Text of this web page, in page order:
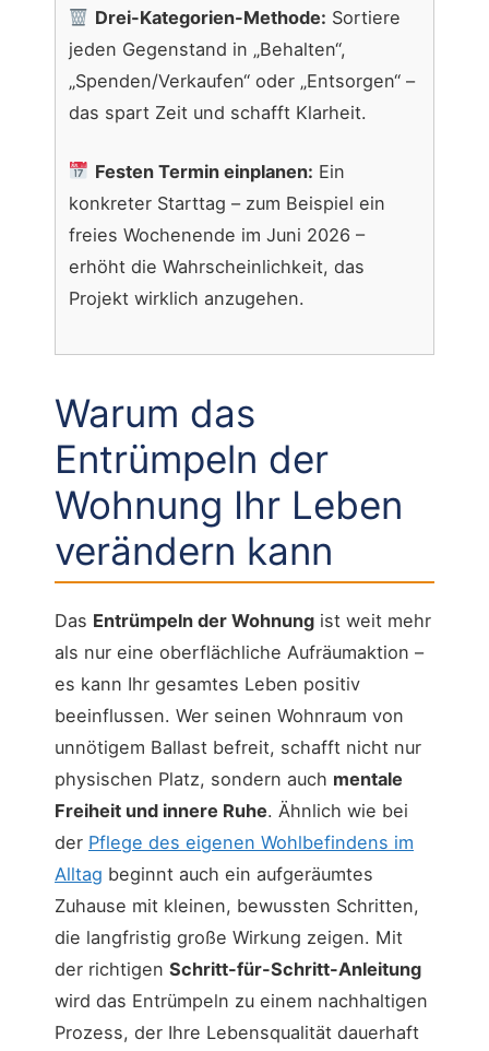
Drei-Kategorien-Methode: Sortiere
jeden Gegenstand in „Behalten“,
„Spenden/Verkaufen“ oder „Entsorgen“ –
das spart Zeit und schafft Klarheit.
Festen Termin einplanen: Ein
konkreter Starttag – zum Beispiel ein
freies Wochenende im Juni 2026 –
erhöht die Wahrscheinlichkeit, das
Projekt wirklich anzugehen.
Warum das
Entrümpeln der
Wohnung Ihr Leben
verändern kann
Das Entrümpeln der Wohnung ist weit mehr
als nur eine oberflächliche Aufräumaktion –
es kann Ihr gesamtes Leben positiv
beeinflussen. Wer seinen Wohnraum von
unnötigem Ballast befreit, schafft nicht nur
physischen Platz, sondern auch mentale
Freiheit und innere Ruhe. Ähnlich wie bei
der Pflege des eigenen Wohlbefindens im
Alltag beginnt auch ein aufgeräumtes
Zuhause mit kleinen, bewussten Schritten,
die langfristig große Wirkung zeigen. Mit
der richtigen Schritt-für-Schritt-Anleitung
wird das Entrümpeln zu einem nachhaltigen
Prozess, der Ihre Lebensqualität dauerhaft